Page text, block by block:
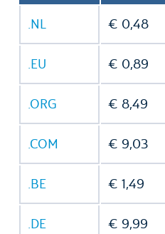
.NL € 0,48
.EU € 0,89
.ORG € 8,49
.COM € 9,03
.BE € 1,49
.DE € 9,99